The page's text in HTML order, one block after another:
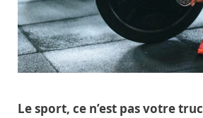
Le sport, ce n’est pas votre truc